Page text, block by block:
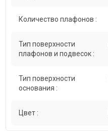
Количество плафонов :
Тип поверхности
плафонов и подвесок :
Тип поверхности
основания :
Цвет :